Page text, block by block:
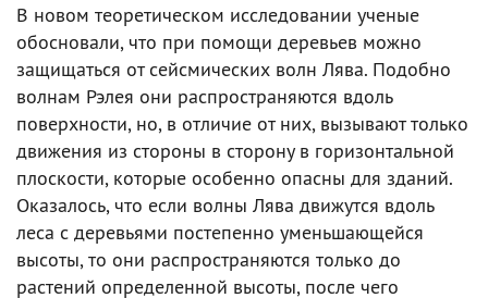
В новом теоретическом исследовании ученые
обосновали, что при помощи деревьев можно
защищаться от сейсмических волн Лява. Подобно
волнам Рэлея они распространяются вдоль
поверхности, но, в отличие от них, вызывают только
движения из стороны в сторону в горизонтальной
плоскости, которые особенно опасны для зданий.
Оказалось, что если волны Лява движутся вдоль
леса с деревьями постепенно уменьшающейся
высоты, то они распространяются только до
растений определенной высоты, после чего